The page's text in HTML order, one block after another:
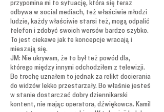
przypomina mi to sytuację, która się teraz
odbywa w social mediach, też właściwie młodzi
ludzie, każdy właściwie starsi też, mogą odpalić
telefon i zdobyć swoich wersów bardzo szybko.
To jest ciekawe jak te koncepcje wracają i
mieszają się.
JM: Nie ukrywam, że to był też powód dla,
którego między innymi odchodziłem z telewizji.
Bo trochę uznałem to jednak za relikt docierania
do widzów lekko przestarzały. Bo właśnie jesteś
w stanie dostarczać dobry dziennikarski
kontent, nie mając operatora, dźwiękowca. Kamil